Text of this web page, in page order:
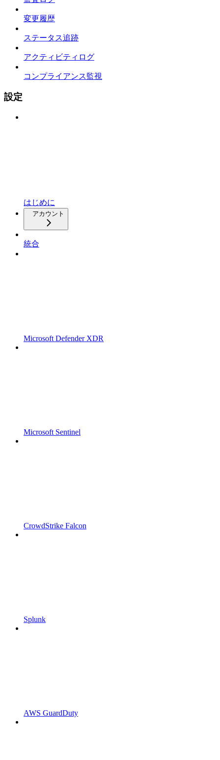
変更履歴
ステータス追跡
アクティビティログ
コンプライアンス監視
設定
はじめに
アカウント
統合
Microsoft Defender XDR
Microsoft Sentinel
CrowdStrike Falcon
Splunk
AWS GuardDuty